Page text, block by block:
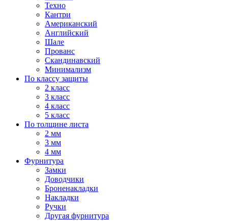
Техно
Кантри
Американский
Английский
Шале
Прованс
Скандинавский
Минимализм
По классу защиты
2 класс
3 класс
4 класс
5 класс
По толщине листа
2 мм
3 мм
4 мм
Фурнитура
Замки
Доводчики
Броненакладки
Накладки
Ручки
Другая фурнитура